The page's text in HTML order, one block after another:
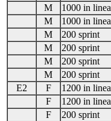
M
1000 in linea
M
1000 in linea
M
200 sprint
M
200 sprint
M
200 sprint
M
200 sprint
E2
F 1200 in linea
F
1200 in linea
F
200 sprint